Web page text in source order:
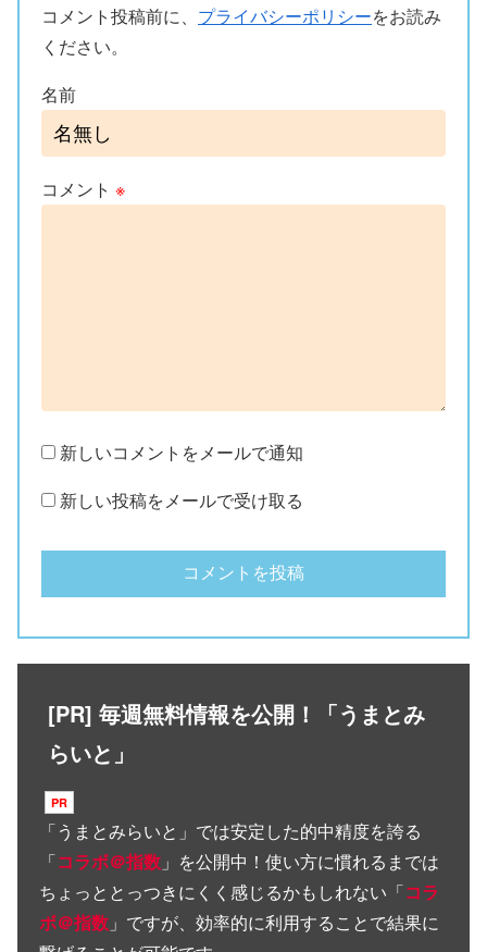
コメント投稿前に、 プライバシーポリシーをお読み
ください。
名前
コメント ※
新しいコメントをメールで通知
新しい投稿をメールで受け取る
[PR] 毎週無料情報を公開！「うまとみ
らいと」
「うまとみらいと 」では安定した的中精度を誇る
「コラボ＠指数 」を公開中！使い方に慣れるまでは
ちょっととっつきにくく感じるかもしれない「コラ
ボ＠指数 」ですが、効率的に利用することで結果に